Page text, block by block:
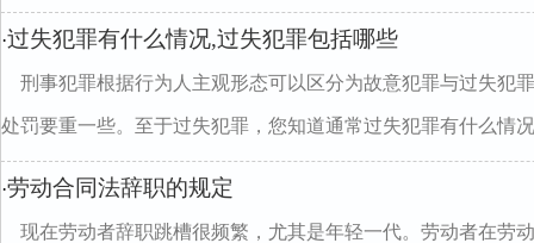
·过失犯罪有什么情况,过失犯罪包括哪些
刑事犯罪根据行为人主观形态可以区分为故意犯罪与过失犯
处罚要重一些。至于过失犯罪，您知道通常过失犯罪有什么情
·劳动合同法辞职的规定
现在劳动者辞职跳槽很频繁，尤其是年轻一代。劳动者在劳